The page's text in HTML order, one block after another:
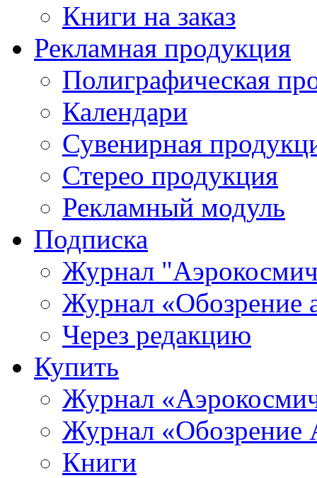
Книги на заказ
Рекламная продукция
Полиграфическая
Календари
Сувенирная
Стерео продукция
Рекламный модуль
Подписка
Журнал
Журнал «Обозрение
Через редакцию
Купить
Журнал
Журнал «Обозрение
Книги